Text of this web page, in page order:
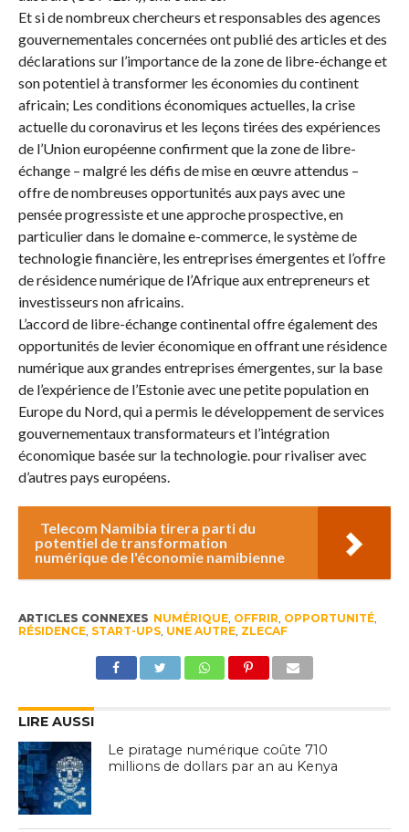
Et si de nombreux chercheurs et responsables des agences
gouvernementales concernées ont publié des articles et des
déclarations sur l’importance de la zone de libre-échange et
son potentiel à transformer les économies du continent
africain; Les conditions économiques actuelles, la crise
actuelle du coronavirus et les leçons tirées des expériences
de l’Union européenne confirment que la zone de libre-
échange – malgré les défis de mise en œuvre attendus –
offre de nombreuses opportunités aux pays avec une
pensée progressiste et une approche prospective, en
particulier dans le domaine e-commerce, le système de
technologie financière, les entreprises émergentes et l’offre
de résidence numérique de l’Afrique aux entrepreneurs et
investisseurs non africains.
L’accord de libre-échange continental offre également des
opportunités de levier économique en offrant une résidence
numérique aux grandes entreprises émergentes, sur la base
de l’expérience de l’Estonie avec une petite population en
Europe du Nord, qui a permis le développement de services
gouvernementaux transformateurs et l’intégration
économique basée sur la technologie. pour rivaliser avec
d’autres pays européens.
Telecom Namibia tirera parti du
potentiel de transformation
numérique de l'économie namibienne
ARTICLES CONNEXES NUMÉRIQUE, OFFRIR, OPPORTUNITÉ,
RÉSIDENCE, START-UPS, UNE AUTRE, ZLECAF
LIRE AUSSI
Le piratage numérique coûte 710
millions de dollars par an au Kenya